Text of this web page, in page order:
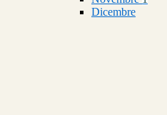
Dicembre